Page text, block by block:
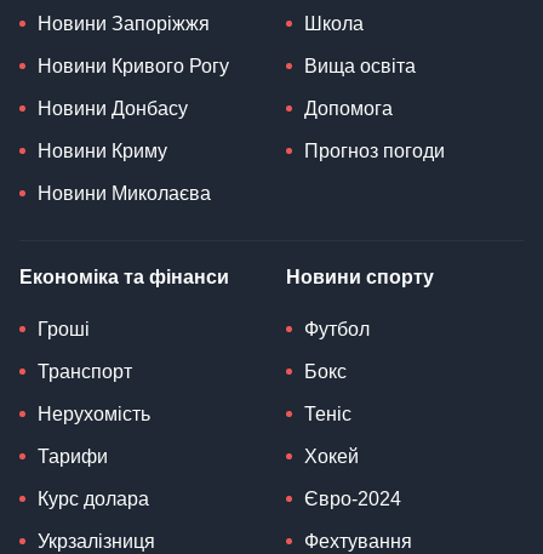
Новини Запоріжжя
Новини Кривого Рогу
Новини Донбасу
Новини Криму
Новини Миколаєва
Школа
Вища освіта
Допомога
Прогноз погоди
Економіка та фінанси
Гроші
Транспорт
Нерухомість
Тарифи
Курс долара
Укрзалізниця
Новини спорту
Футбол
Бокс
Теніс
Хокей
Євро-2024
Фехтування